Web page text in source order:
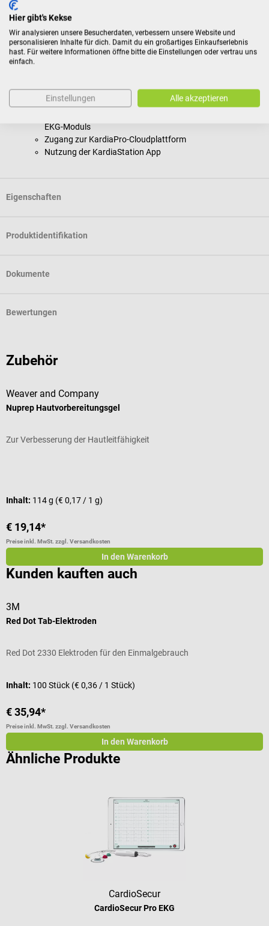
Lieferumfang
1 AliveCore Kardia 12L-System beinhaltet:
1 Kardia 12L 12-Kanal-EKG-Gerät
2 AAA-Alkalibatterien
1 Mini-Schraubendreher für Batteriewechsel
EKG-Moduls
Zugang zur KardiaPro-Cloudplattform
Nutzung der KardiaStation App
Eigenschaften
Produktidentifikation
Dokumente
Bewertungen
Zubehör
Weaver and Company
Nuprep Hautvorbereitungsgel
Zur Verbesserung der Hautleitfähigkeit
Inhalt: 114 g (€ 0,17 / 1 g)
€ 19,14*
Preise inkl. MwSt. zzgl. Versandkosten
In den Warenkorb
Kunden kauften auch
3M
Red Dot Tab-Elektroden
Red Dot 2330 Elektroden für den Einmalgebrauch
Inhalt: 100 Stück (€ 0,36 / 1 Stück)
€ 35,94*
Preise inkl. MwSt. zzgl. Versandkosten
In den Warenkorb
Ähnliche Produkte
CardioSecur
CardioSecur Pro EKG
Hier gibt's Kekse
Wir analysieren unsere Besucherdaten, verbessern unsere Website und
personalisieren Inhalte für dich. Damit du ein großartiges Einkaufserlebnis
hast. Für weitere Informationen öffne bitte die Einstellungen oder vertrau uns
einfach.
Einstellungen Alle akzeptieren